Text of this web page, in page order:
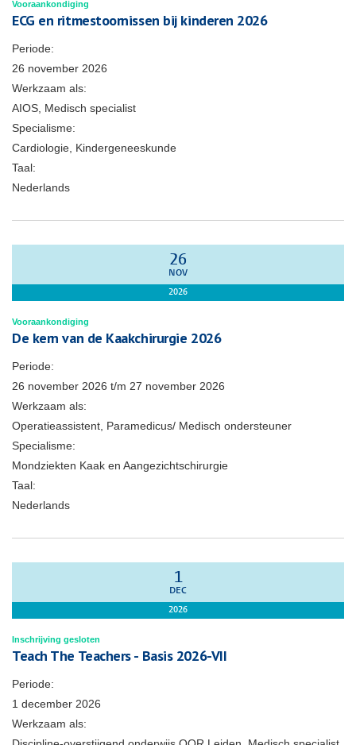
Vooraankondiging
ECG en ritmestoornissen bij kinderen 2026
Periode:
26 november 2026
Werkzaam als:
AIOS, Medisch specialist
Specialisme:
Cardiologie, Kindergeneeskunde
Taal:
Nederlands
26
NOV
2026
Vooraankondiging
De kern van de Kaakchirurgie 2026
Periode:
26 november 2026 t/m 27 november 2026
Werkzaam als:
Operatieassistent, Paramedicus/ Medisch ondersteuner
Specialisme:
Mondziekten Kaak en Aangezichtschirurgie
Taal:
Nederlands
1
DEC
2026
Inschrijving gesloten
Teach The Teachers - Basis 2026-VII
Periode:
1 december 2026
Werkzaam als: